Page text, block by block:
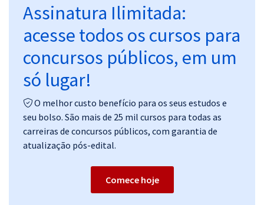
Blog
Aprovados
Atendimento
Assinatura Ilimitada:
acesse todos os cursos para
concursos públicos, em um
só lugar!
O melhor custo benefício para os seus estudos e
seu bolso. São mais de 25 mil cursos para todas as
carreiras de concursos públicos, com garantia de
atualização pós-edital.
Comece hoje